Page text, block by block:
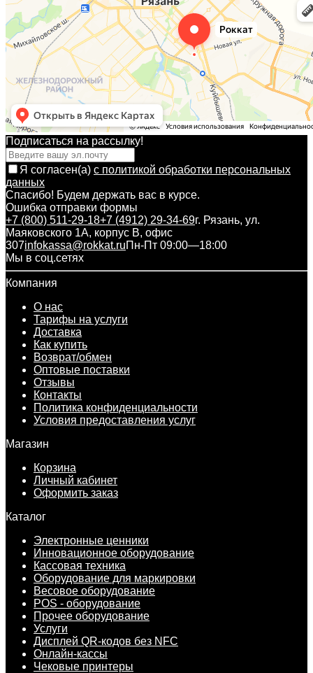
Подписаться на рассылкy!
Я согласен(a) с политикой обработки персональных
данных
Спасибо! Будем держать вас в курсе.
Ошибка отправки формы
+7 (800) 511-29-18+7 (4912) 29-34-69г. Рязань, ул.
Маяковского 1А, корпус B, офис
307infokassa@rokkat.ruПн-Пт 09:00—18:00
Мы в соц.сетях
Компания
О нас
Тарифы на услуги
Доставка
Как купить
Возврат/обмен
Оптовые поставки
Отзывы
Контакты
Политика конфиденциальности
Условия предоставления услуг
Магазин
Корзина
Личный кабинет
Оформить заказ
Каталог
Электронные ценники
Инновационное оборудование
Кассовая техника
Оборудование для маркировки
Весовое оборудование
POS - оборудование
Прочее оборудование
Услуги
Дисплей QR-кодов без NFC
Онлайн-кассы
Чековые принтеры